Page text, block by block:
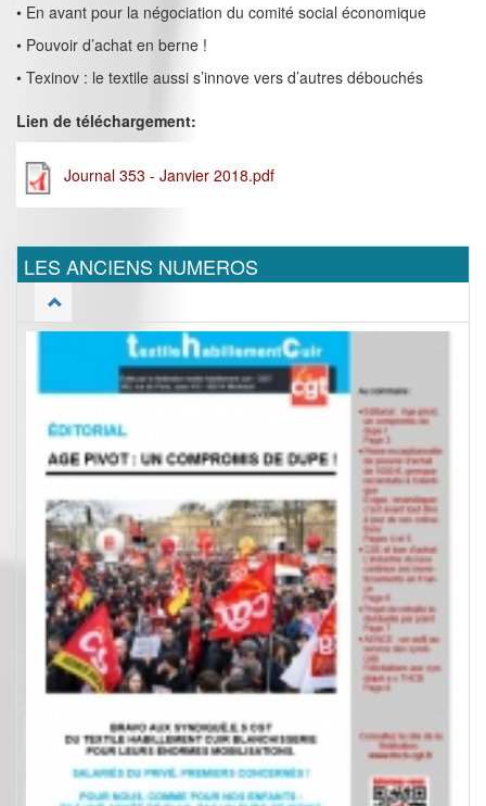
• En avant pour la négociation du comité social économique
• Pouvoir d’achat en berne !
• Texinov : le textile aussi s’innove vers d’autres débouchés
Lien de téléchargement:
Journal 353 - Janvier 2018.pdf
LES ANCIENS NUMEROS